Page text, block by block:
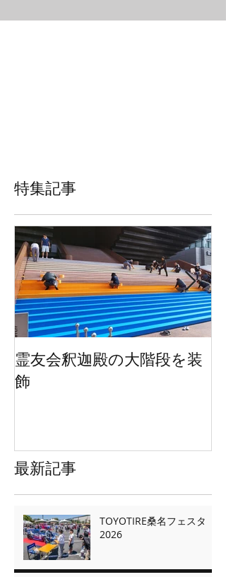
特集記事
霊友会釈迦殿の大階段を装
飾
最新記事
TOYOTIRE桑名フェスタ
2026